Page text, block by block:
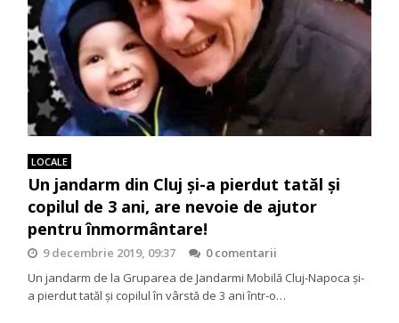
LOCALE
Un jandarm din Cluj și-a pierdut tatăl și
copilul de 3 ani, are nevoie de ajutor
pentru înmormântare!
9 decembrie 2019, 09:37
0 comentarii
Un jandarm de la Gruparea de Jandarmi Mobilă Cluj-Napoca și-
a pierdut tatăl și copilul în vârstă de 3 ani într-o…